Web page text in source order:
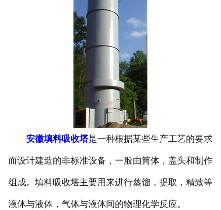
安徽空气储罐
安徽储油罐
安徽缓冲罐
安徽分离容器
安徽塔器
安徽换热容器
安徽填料吸收塔是一种根据某些生产工艺的要求
而设计建造的非标准设备，一般由筒体，盖头和制作
组成。填料吸收塔主要用来进行蒸馏，提取，精致等
液体与液体，气体与液体间的物理化学反应。